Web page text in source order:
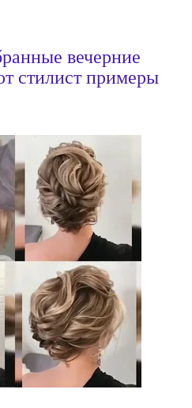
вечерние
стилист примеры